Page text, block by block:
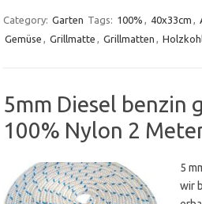
Category: Garten Tags: 100% , 40x33cm ,
Gemüse , Grillmatte , Grillmatten ,
5mm Diesel benzin
100% Nylon 2
5
wir